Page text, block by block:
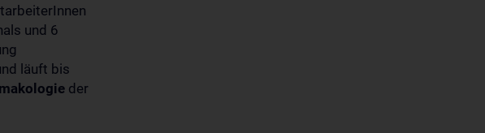
und 6
läuft bis
der